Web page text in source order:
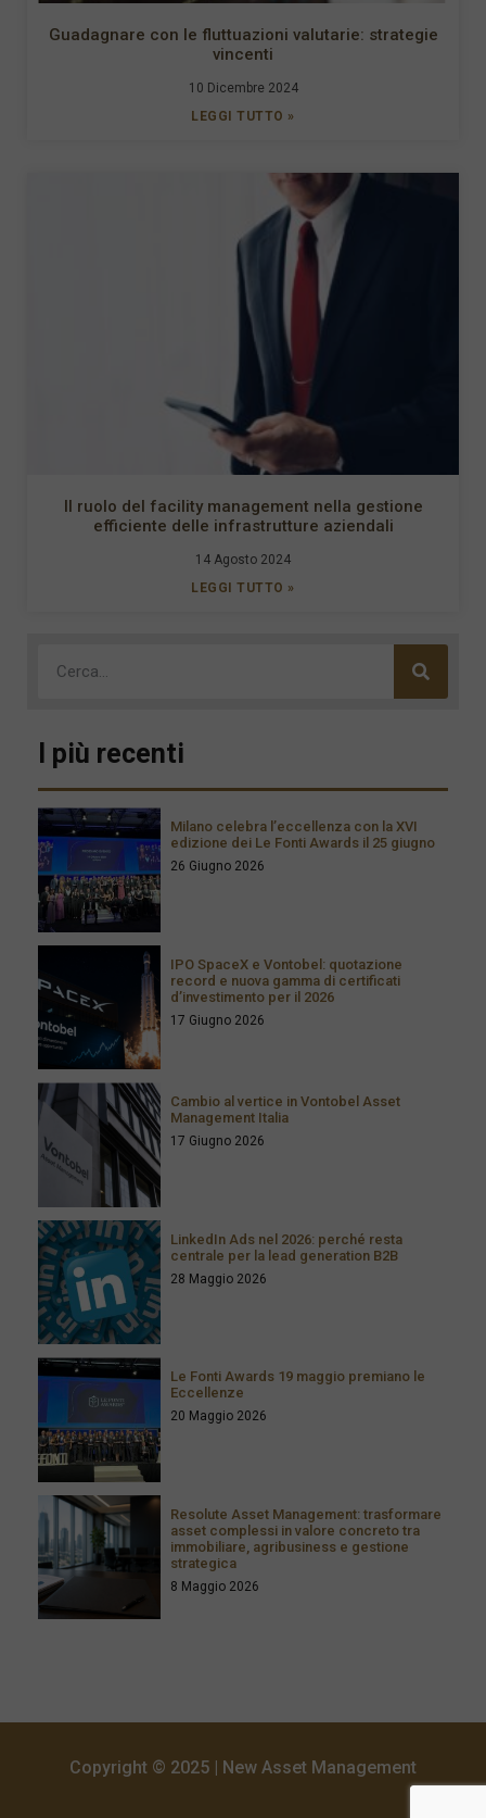
Guadagnare con le fluttuazioni valutarie: strategie
vincenti
10 Dicembre 2024
LEGGI TUTTO »
Il ruolo del facility management nella gestione
efficiente delle infrastrutture aziendali
14 Agosto 2024
LEGGI TUTTO »
I più recenti
Milano celebra l’eccellenza con la XVI
edizione dei Le Fonti Awards il 25 giugno
26 Giugno 2026
IPO SpaceX e Vontobel: quotazione
record e nuova gamma di certificati
d’investimento per il 2026
17 Giugno 2026
Cambio al vertice in Vontobel Asset
Management Italia
17 Giugno 2026
LinkedIn Ads nel 2026: perché resta
centrale per la lead generation B2B
28 Maggio 2026
Le Fonti Awards 19 maggio premiano le
Eccellenze
20 Maggio 2026
Resolute Asset Management: trasformare
asset complessi in valore concreto tra
immobiliare, agribusiness e gestione
strategica
8 Maggio 2026
Copyright © 2025 | New Asset Management